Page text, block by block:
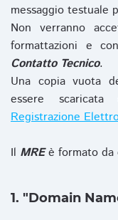
messaggio testuale
Non verranno
formattazioni e
Contatto Tecnico.
Una copia vuota
essere
Registrazione
Il MREè formato da
1. "Domain